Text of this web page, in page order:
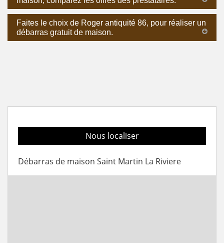
Faites le choix de Roger antiquité 86, pour réaliser un
débarras gratuit de maison.
Nous localiser
Débarras de maison Saint Martin La Riviere